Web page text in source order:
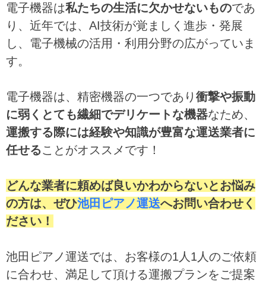
電子機器は私たちの生活に欠かせないものであ
り、近年では、AI技術が覚ましく進歩・発展
し、電子機械の活用・利用分野の広がっていま
す。
電子機器は、精密機器の一つであり 衝撃や振動
に弱くとても繊細でデリケートな機器なため、
運搬する際には経験や知識が豊富な運送業者に
任せることがオススメです！
どんな業者に頼めば良いかわからないとお悩み
の方は、ぜひ池田ピアノ運送へお問い合わせく
ださい！
池田ピアノ運送では、お客様の1人1人のご依頼
に合わせ、満足して頂ける運搬プランをご提案